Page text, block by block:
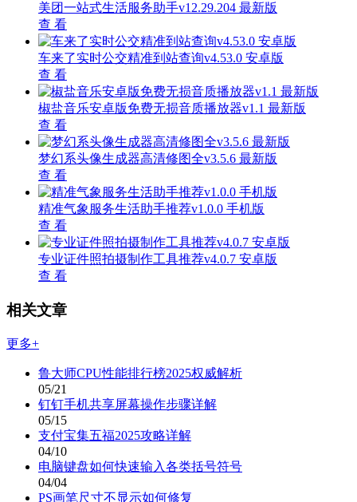
美团一站式生活服务助手v12.29.204 最新版
查 看
车来了实时公交精准到站查询v4.53.0 安卓版
查 看
椒盐音乐安卓版免费无损音质播放器v1.1 最新版
查 看
梦幻系头像生成器高清修图全v3.5.6 最新版
查 看
精准气象服务生活助手推荐v1.0.0 手机版
查 看
专业证件照拍摄制作工具推荐v4.0.7 安卓版
查 看
相关文章
更多+
鲁大师CPU性能排行榜2025权威解析
05/21
钉钉手机共享屏幕操作步骤详解
05/15
支付宝集五福2025攻略详解
04/10
电脑键盘如何快速输入各类括号符号
04/04
PS画笔尺寸不显示如何修复